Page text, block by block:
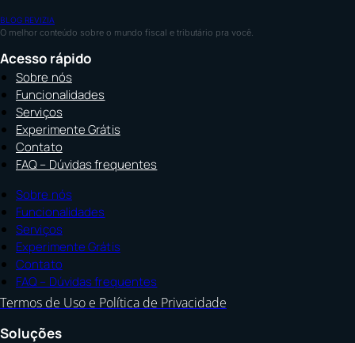
BLOG REVIZIA
O melhor conteúdo sobre o mundo fiscal e tributário pra você.
Acesso rápido
Sobre nós
Funcionalidades
Serviços
Experimente Grátis
Contato
FAQ – Dúvidas frequentes
Sobre nós
Funcionalidades
Serviços
Experimente Grátis
Contato
FAQ – Dúvidas frequentes
Termos de Uso e Política de Privacidade
Soluções